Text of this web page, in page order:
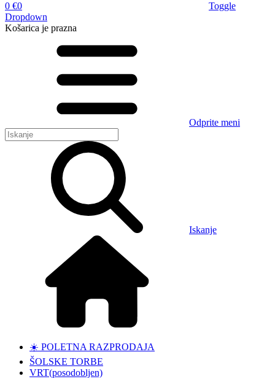
0 €0
Toggle
Dropdown
Košarica je prazna
Odprite meni
Iskanje
☀️ POLETNA RAZPRODAJA
ŠOLSKE TORBE
VRT(posodobljen)